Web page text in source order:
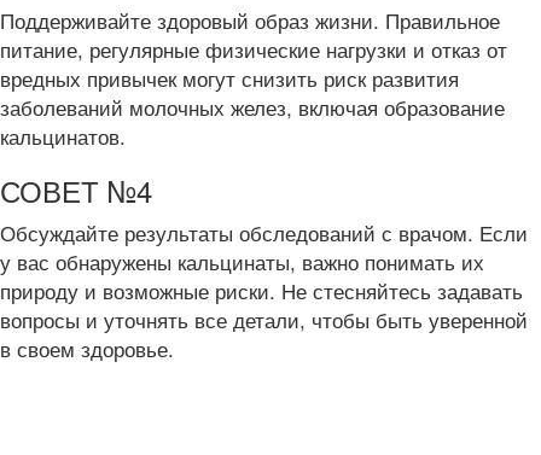
Поддерживайте здоровый образ жизни. Правильное
питание, регулярные физические нагрузки и отказ от
вредных привычек могут снизить риск развития
заболеваний молочных желез, включая образование
кальцинатов.
СОВЕТ №4
Обсуждайте результаты обследований с врачом. Если
у вас обнаружены кальцинаты, важно понимать их
природу и возможные риски. Не стесняйтесь задавать
вопросы и уточнять все детали, чтобы быть уверенной
в своем здоровье.